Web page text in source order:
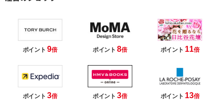
ポイント9倍 ポイント8倍 ポイント 11倍
ポイント3倍 ポイント3倍 ポイント 13倍